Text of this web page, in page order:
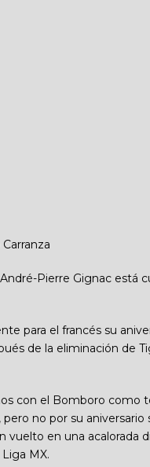
Pierre Gignac está
para el francés su
de la eliminación de
con el Bomboro como
pero no por su aniversario
vuelto en una acalorada
MX.